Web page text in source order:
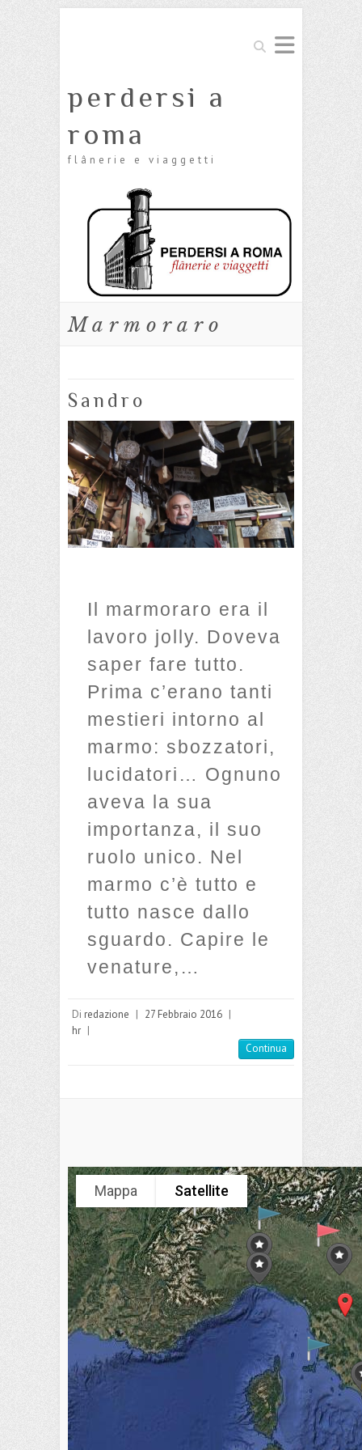
Cerca
perdersi a
roma
flânerie e viaggetti
Marmoraro
Sandro
Il marmoraro era il
lavoro jolly. Doveva
saper fare tutto.
Prima c’erano tanti
mestieri intorno al
marmo: sbozzatori,
lucidatori… Ognuno
aveva la sua
importanza, il suo
ruolo unico. Nel
marmo c’è tutto e
tutto nasce dallo
sguardo. Capire le
venature,…
Di redazione | 27 Febbraio 2016 |
hr |
Continua
Mappa Satellite